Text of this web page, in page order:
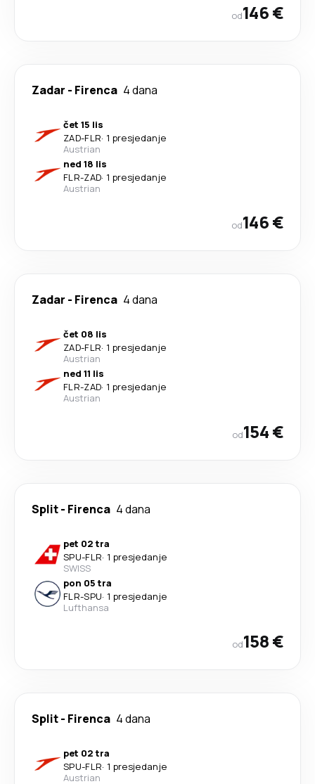
od146 €
Zadar - Firenca 4 dana
čet 15 lis
ZAD-FLR· 1 presjedanje
Austrian
ned 18 lis
FLR-ZAD· 1 presjedanje
Austrian
od146 €
Zadar - Firenca 4 dana
čet 08 lis
ZAD-FLR· 1 presjedanje
Austrian
ned 11 lis
FLR-ZAD· 1 presjedanje
Austrian
od154 €
Split- Firenca 4 dana
pet 02 tra
SPU-FLR· 1 presjedanje
SWISS
pon 05 tra
FLR-SPU· 1 presjedanje
Lufthansa
od158 €
Split- Firenca 4 dana
pet 02 tra
SPU-FLR· 1 presjedanje
Austrian